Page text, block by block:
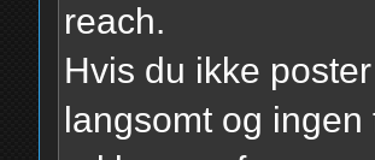
reach.
Hvis du ikke
langsomt og